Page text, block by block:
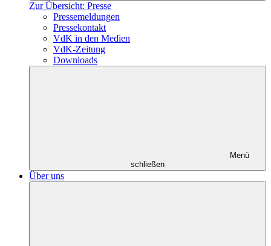
Zur Übersicht: Presse
Pressemeldungen
Pressekontakt
VdK in den Medien
VdK-Zeitung
Downloads
Menü
schließen
Über uns